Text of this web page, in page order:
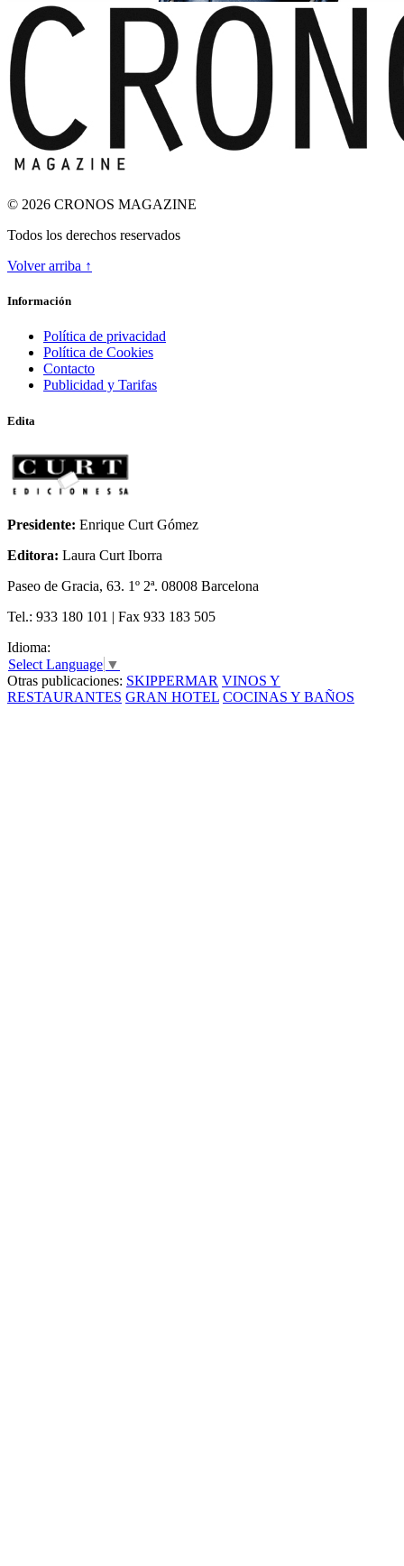
© 2026 CRONOS MAGAZINE
Todos los derechos reservados
Volver arriba ↑
Información
Política de privacidad
Política de Cookies
Contacto
Publicidad y Tarifas
Edita
Presidente: Enrique Curt Gómez
Editora: Laura Curt Iborra
Paseo de Gracia, 63. 1º 2ª. 08008 Barcelona
Tel.: 933 180 101 | Fax 933 183 505
Idioma:
Select Language ▼
Otras publicaciones: SKIPPERMAR VINOS Y
RESTAURANTES GRAN HOTEL COCINAS Y BAÑOS